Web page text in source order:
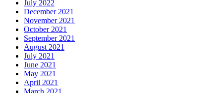
July 2022
December 2021
November 2021
October 2021
September 2021
August 2021
July 2021
June 2021
May 2021
April 2021
March 2021